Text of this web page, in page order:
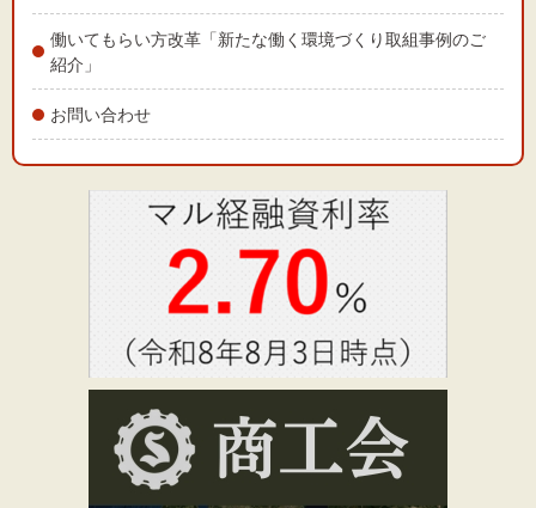
働いてもらい方改革「新たな働く環境づくり取組事例のご
紹介」
お問い合わせ